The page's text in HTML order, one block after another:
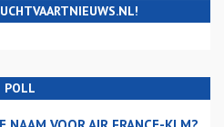
POLL